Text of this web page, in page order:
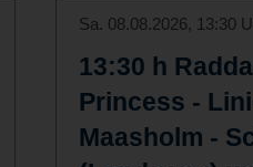
Sa. 08.08.2026, 13:30
13:30 h
Princess -
Maasholm -